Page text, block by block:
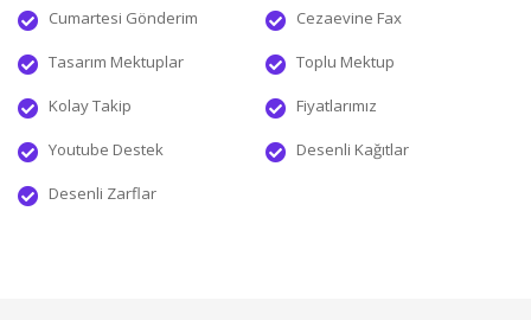
Cumartesi Gönderim Cezaevine Fax
Tasarım Mektuplar Toplu Mektup
Kolay Takip Fiyatlarımız
Youtube Destek Desenli Kağıtlar
Desenli Zarflar